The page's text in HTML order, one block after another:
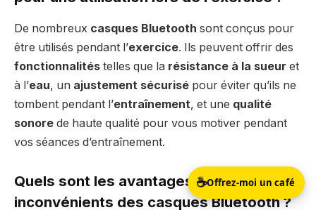
De nombreux casques Bluetooth sont conçus pour
être utilisés pendant l’exercice. Ils peuvent offrir des
fonctionnalités telles que la résistance à la sueur et
à l’eau, un ajustement sécurisé pour éviter qu’ils ne
tombent pendant l’entraînement, et une qualité
sonore de haute qualité pour vous motiver pendant
vos séances d’entraînement.
Quels sont les avantages et les
inconvénients des casques Bluetooth ?
☕Offrez-moi un café